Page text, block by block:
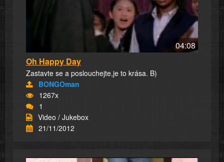
04:08
Oh Happy Day
Zastavte se a poslouchejte,je to krása. B)
BONGOman
1267x
1
Video / Jukebox
21/11/2012